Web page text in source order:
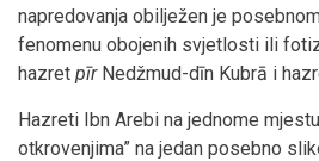
napredovanja obilježen je
fenomenu obojenih svjetlosti ili
hazret pīrNedžmud-dīn Kubrā i
Hazreti Ibn Arebi na jednome
otkrovenjima” na jedan posebno